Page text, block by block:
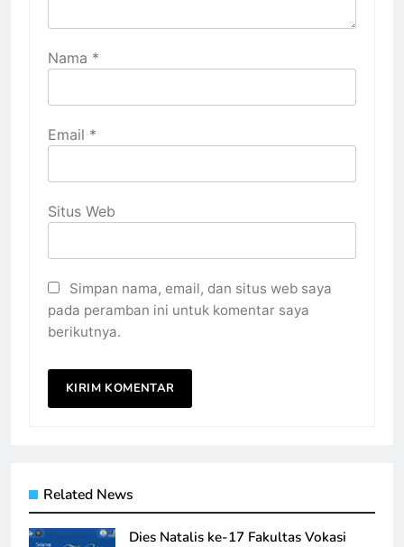
Nama *
Email *
Situs Web
Simpan nama, email, dan situs web saya
pada peramban ini untuk komentar saya
berikutnya.
Related News
Dies Natalis ke-17 Fakultas Vokasi